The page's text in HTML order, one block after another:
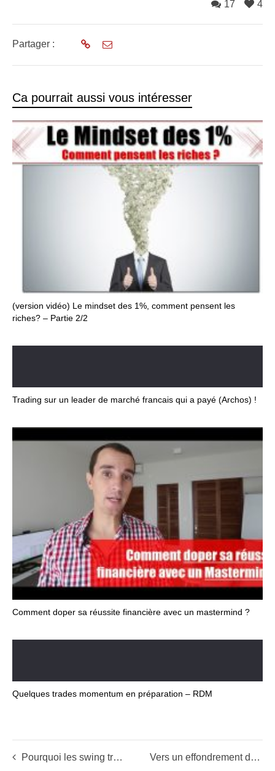
4
17
Partager :
Ca pourrait aussi vous intéresser
(version vidéo) Le mindset des 1%, comment pensent les
riches? – Partie 2/2
Trading sur un leader de marché francais qui a payé (Archos) !
Comment doper sa réussite financière avec un mastermind ?
Quelques trades momentum en préparation – RDM
Pourquoi les swing traders s’en mettent plein les poches (en ce moment)? Vers un effondrement de l’euro et un puissant marché haussier